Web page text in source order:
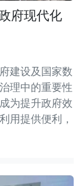
府现代化
建设及国家数
理中的重要性
为提升政府效
用提供便利，